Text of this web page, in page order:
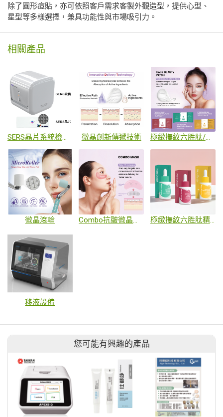
除了圓形痘貼，亦可依照客戶需求客製外觀造型，提供心型、
星型等多樣選擇，兼具功能性與市場吸引力。
相關產品
SERS晶片系統檢測儀 微晶創新傳遞技術 極緻撫紋六胜肽/金盞花亮白/積雪草修護微晶貼片
微晶滾輪 Combo抗皺微晶複合膜 極緻撫紋六胜肽精華/積雪草修護精華/金盞花亮白精華
移液設備
您可能有興趣的產品